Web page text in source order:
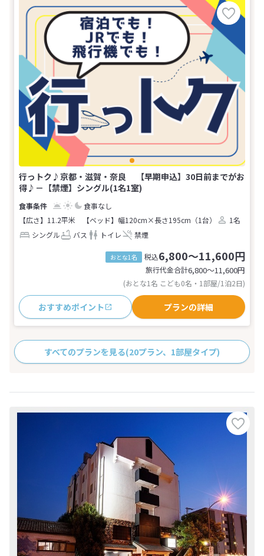
行っトク♪京都・滋賀・奈良 【早期申込】30日前までがお
得♪－【禁煙】シングル(1名1室)
食事なし
【広さ】11.2平米
【ベッド】幅120cm×長さ195cm（1台）
1名
シングル
バス トイレ 禁煙
おとな1名 税込6,800～11,600円
旅行代金合計6,800〜11,600円
(おとな1名 こども0名・1部屋/1泊2日)
おすすめポイント プランの詳細
すべてのプランを見る(20プラン、1部屋タイプ)